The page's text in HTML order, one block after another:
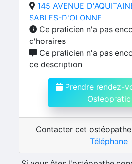
145 AVENUE
SABLES-D'OLONNE
Ce praticien n'a pas
d'horaires
Ce praticien n'a pas
de description
Prendre rendez-
Osteopratic
Contacter cet
Téléphone